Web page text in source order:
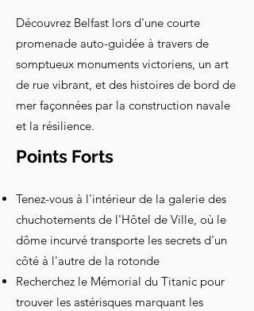
Découvrez Belfast lors d'une courte
promenade auto-guidée à travers de
somptueux monuments victoriens, un art
de rue vibrant, et des histoires de bord de
mer façonnées par la construction navale
et la résilience.
Points Forts
Tenez-vous à l'intérieur de la galerie des
chuchotements de l'Hôtel de Ville, où le
dôme incurvé transporte les secrets d'un
côté à l'autre de la rotonde
Recherchez le Mémorial du Titanic pour
trouver les astérisques marquant les